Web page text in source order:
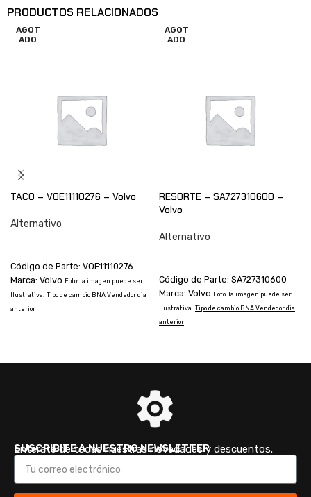
PRODUCTOS RELACIONADOS
AGOT
ADO
TACO – VOE11110276 – Volvo
Alternativo
Código de Parte: VOE11110276
Marca: Volvo Foto: la imagen puede ser
Ilustrativa. Tipo de cambio BNA Vendedor dia
anterior
AGOT
ADO
RESORTE – SA727310600 –
Volvo
Alternativo
Código de Parte: SA727310600
Marca: Volvo Foto: la imagen puede ser
Ilustrativa. Tipo de cambio BNA Vendedor dia
anterior
SUSCRIBITE A NUESTRO NEWSLETTER
Enterate de todas nuestras novedades y descuentos.